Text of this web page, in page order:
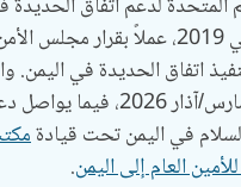
تنفيذ اتفاق الحديدة في اليمن.
ولايتها في 31 مارس/آذار 2026،
في اليمن تحت قيادة
العام إلى اليمن.